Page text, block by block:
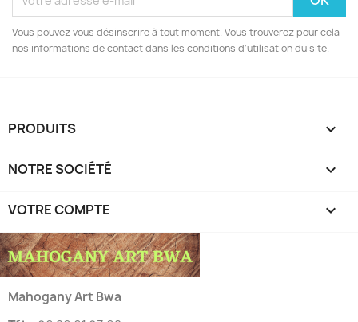
Vous pouvez vous désinscrire à tout moment. Vous trouverez pour cela
nos informations de contact dans les conditions d'utilisation du site.
PRODUITS 
NOTRE SOCIÉTÉ 
VOTRE COMPTE 
Mahogany Art Bwa